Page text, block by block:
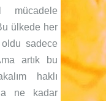
mücadele
ülkede her
sadece
artık bu
haklı
ne kadar